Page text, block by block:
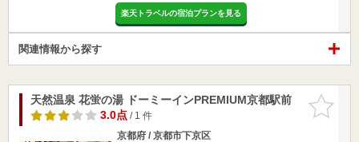
楽天トラベルの宿泊プランを見る
関連情報から探す
お気に入
りに追加
天然温泉 花蛍の湯 ドーミーインPREMIUM京都駅前
3.0点/ 1 件
京都府 / 京都市下京区